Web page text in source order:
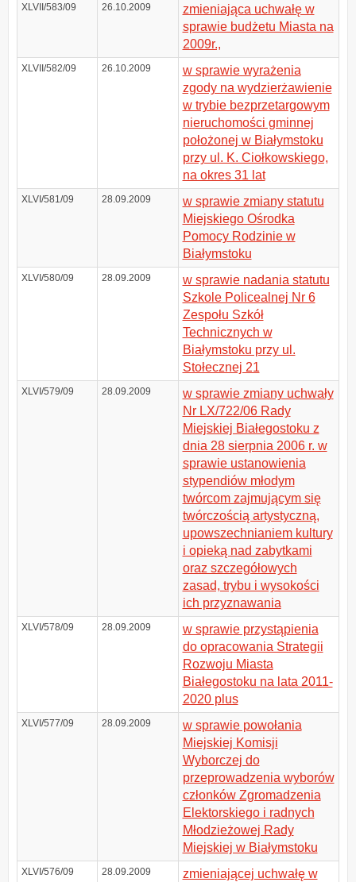
XLVII/583/09 26.10.2009
zmieniająca uchwałę w
sprawie budżetu Miasta na
2009r.,
XLVII/582/09 26.10.2009
w sprawie wyrażenia
zgody na wydzierżawienie
w trybie bezprzetargowym
nieruchomości gminnej
położonej w Białymstoku
przy ul. K. Ciołkowskiego,
na okres 31 lat
XLVI/581/09 28.09.2009
w sprawie zmiany statutu
Miejskiego Ośrodka
Pomocy Rodzinie w
Białymstoku
XLVI/580/09 28.09.2009
w sprawie nadania statutu
Szkole Policealnej Nr 6
Zespołu Szkół
Technicznych w
Białymstoku przy ul.
Stołecznej 21
XLVI/579/09 28.09.2009
w sprawie zmiany uchwały
Nr LX/722/06 Rady
Miejskiej Białegostoku z
dnia 28 sierpnia 2006 r. w
sprawie ustanowienia
stypendiów młodym
twórcom zajmującym się
twórczością artystyczną,
upowszechnianiem kultury
i opieką nad zabytkami
oraz szczegółowych
zasad, trybu i wysokości
ich przyznawania
XLVI/578/09 28.09.2009
w sprawie przystąpienia
do opracowania Strategii
Rozwoju Miasta
Białegostoku na lata 2011-
2020 plus
XLVI/577/09 28.09.2009
w sprawie powołania
Miejskiej Komisji
Wyborczej do
przeprowadzenia wyborów
członków Zgromadzenia
Elektorskiego i radnych
Młodzieżowej Rady
Miejskiej w Białymstoku
XLVI/576/09 28.09.2009 zmieniającej uchwałę w